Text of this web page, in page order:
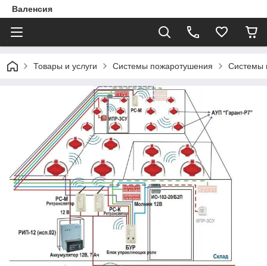
Валенсия
Товары и услуги Системы пожаротушения Системы